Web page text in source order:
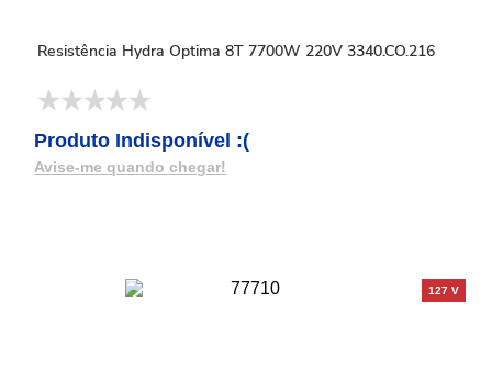
Resistência Hydra Optima 8T 7700W 220V 3340.CO.216
Produto Indisponível :(
Avise-me quando chegar!